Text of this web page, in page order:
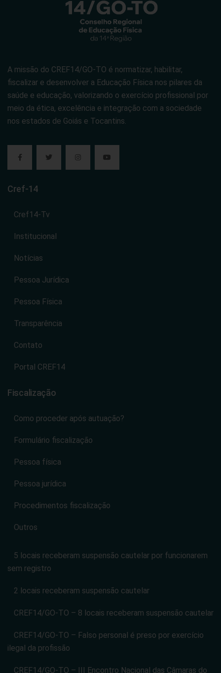
A missão do CREF14/GO-TO é normatizar, habilitar,
fiscalizar e desenvolver a Educação Física nos pilares da
saúde e educação, valorizando o exercício profissional por
meio da ética, excelência e integração com a sociedade
nos estados de Goiás e Tocantins.
Cref-14
Cref14-Tv
Institucional
Notícias
Pessoa Jurídica
Pessoa Física
Transparência
Contato
Portal CREF14
Fiscalização
Como proceder após autuação?
Formulário fiscalização
Pessoa física
Pessoa jurídica
Procedimentos fiscalização
Outros
5 locais receberam suspensão cautelar por funcionarem
sem registro
2 locais receberam suspensão cautelar
CREF14/GO-TO – 8 locais receberam suspensão cautelar
CREF14/GO-TO – Falso personal é preso por exercício
ilegal da profissão
CREF14/GO-TO – III Encontro Nacional das Câmaras do